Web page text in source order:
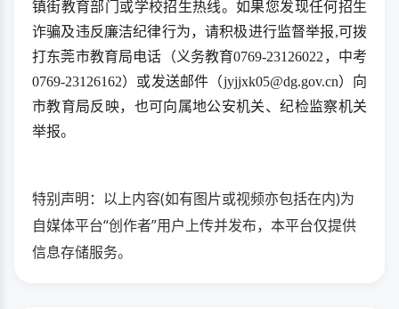
镇街教育部门或学校招生热线。如果您发现任何招生
诈骗及违反廉洁纪律行为，请积极进行监督举报,可拨
打东莞市教育局电话（义务教育0769-23126022，中考
0769-23126162）或发送邮件（jyjjxk05@dg.gov.cn）向
市教育局反映，也可向属地公安机关、纪检监察机关
举报。
特别声明：以上内容(如有图片或视频亦包括在内)为
自媒体平台“创作者”用户上传并发布，本平台仅提供
信息存储服务。